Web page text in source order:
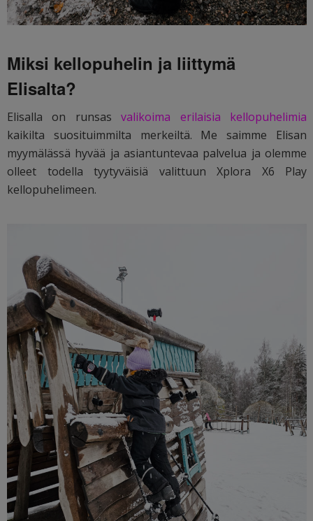
Miksi kellopuhelin ja liittymä
Elisalta?
Elisalla on runsasvalikoima erilaisia kellopuhelimia
kaikilta suosituimmilta merkeiltä. Me saimme Elisan
myymälässä hyvää ja asiantuntevaa palvelua ja olemme
olleet todella tyytyväisiä valittuun Xplora X6 Play
kellopuhelimeen.